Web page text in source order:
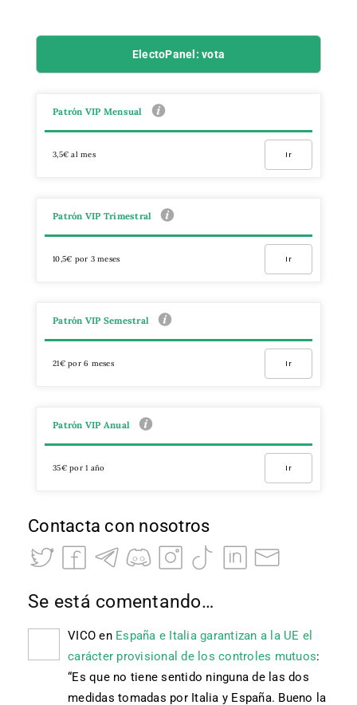
ElectoPanel: vota
Patrón VIP Mensual
3,5€ al mes Ir
Patrón VIP Trimestral
10,5€ por 3 meses Ir
Patrón VIP Semestral
21€ por 6 meses Ir
Patrón VIP Anual
35€ por 1 año Ir
Contacta con nosotros
Se está comentando…
VICO en España e Italia garantizan a la UE el
carácter provisional de los controles mutuos:
“Es que no tiene sentido ninguna de las dos
medidas tomadas por Italia y España. Bueno la